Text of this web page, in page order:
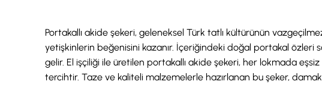
Portakallı akide şekeri, geleneksel Türk tatlı kültürünün
yetişkinlerin beğenisini kazanır. İçeriğindeki doğal portakal özleri
gelir. El işçiliği ile üretilen portakallı akide şekeri, her lokmada
tercihtir. Taze ve kaliteli malzemelerle hazırlanan bu şeker,